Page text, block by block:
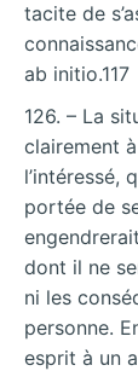
tacite de
ab initio.117
126. – La
clairement
l’intéressé,
portée de
dont il ne
ni les
personne.
esprit à un